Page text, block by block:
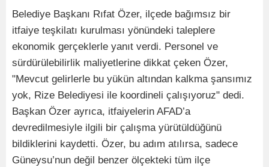
Belediye Başkanı Rıfat Özer, ilçede bağımsız bir
itfaiye teşkilatı kurulması yönündeki taleplere
ekonomik gerçeklerle yanıt verdi. Personel ve
sürdürülebilirlik maliyetlerine dikkat çeken Özer,
"Mevcut gelirlerle bu yükün altından kalkma şansımız
yok, Rize Belediyesi ile koordineli çalışıyoruz" dedi.
Başkan Özer ayrıca, itfaiyelerin AFAD’a
devredilmesiyle ilgili bir çalışma yürütüldüğünü
bildiklerini kaydetti. Özer, bu adım atılırsa, sadece
Güneysu’nun değil benzer ölçekteki tüm ilçe